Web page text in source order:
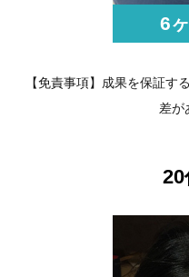
6
【免責事項】成果を保証す
差が
20